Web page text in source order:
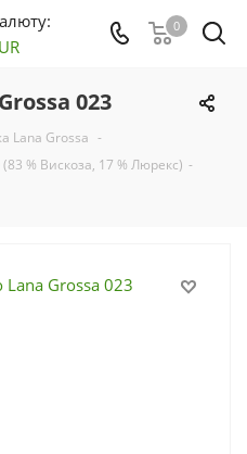
0
023
Lana Grossa -
% Вискоза, 17 % Люрекс) -